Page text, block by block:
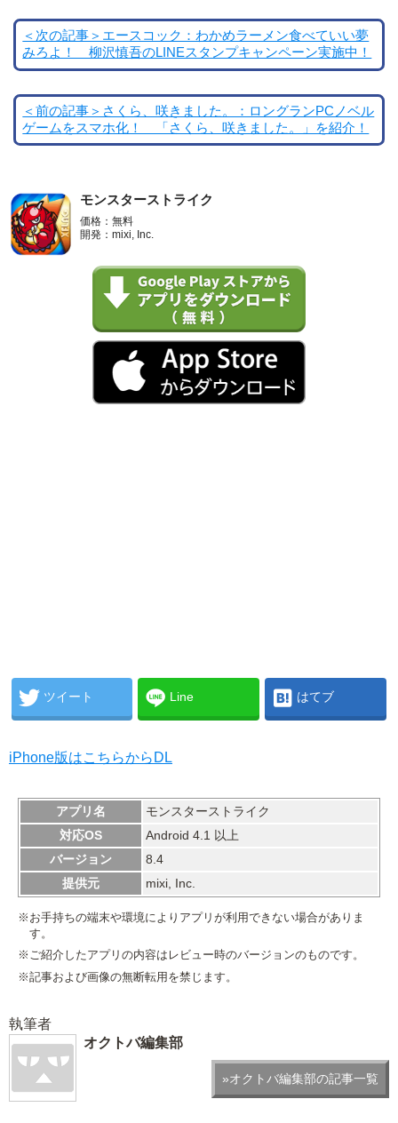
＜次の記事＞エースコック：わかめラーメン食べていい夢
みろよ！ 柳沢慎吾のLINEスタンプキャンペーン実施中！
＜前の記事＞さくら、咲きました。：ロングランPCノベル
ゲームをスマホ化！ 「さくら、咲きました。」を紹介！
モンスターストライク
価格：無料
開発：mixi, Inc.
ツイート Line はてブ
iPhone版はこちらからDL
アプリ名
モンスターストライク
対応OS
Android 4.1 以上
バージョン
8.4
提供元
mixi, Inc.
※お手持ちの端末や環境によりアプリが利用できない場合がありま
す。
※ご紹介したアプリの内容はレビュー時のバージョンのものです。
※記事および画像の無断転用を禁じます。
執筆者
オクトバ編集部
»オクトバ編集部の記事一覧